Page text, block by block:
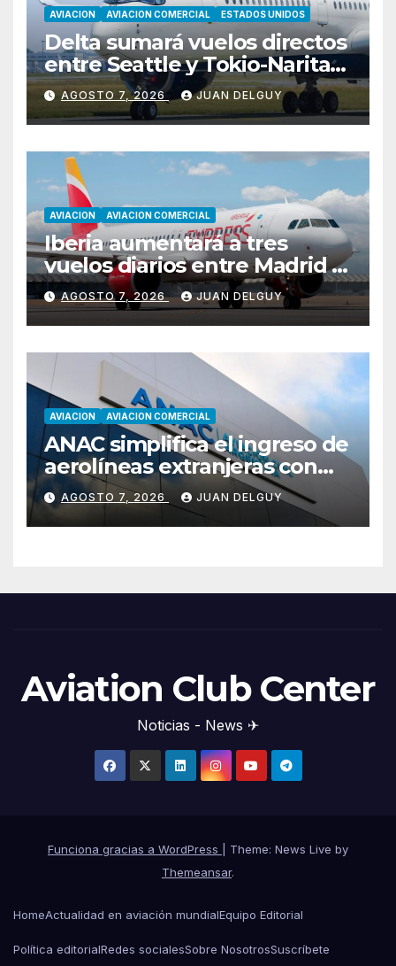
AVIACION AVIACION COMERCIAL ESTADOS UNIDOS
Delta sumará vuelos directos
entre Seattle y Tokio-Narita
desde marzo de 2027
AGOSTO 7, 2026 JUAN DELGUY
AVIACION AVIACION COMERCIAL
Iberia aumentará a tres
vuelos diarios entre Madrid y
Menorca durante el invierno
AGOSTO 7, 2026 JUAN DELGUY
AVIACION AVIACION COMERCIAL
ANAC simplifica el ingreso de
aerolíneas extranjeras con
cambios en la RAAC 129
AGOSTO 7, 2026 JUAN DELGUY
Aviation Club Center
Noticias - News ✈
Funciona gracias a WordPress
Theme: News Live by
Themeansar.
HomeActualidad en aviación mundialEquipo Editorial
Política editorialRedes socialesSobre NosotrosSuscríbete